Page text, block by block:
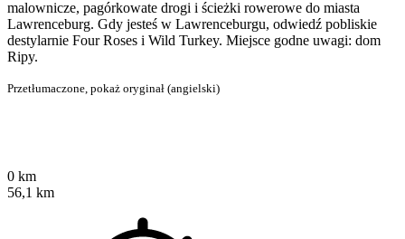
malownicze, pagórkowate drogi i ścieżki rowerowe do miasta
Lawrenceburg. Gdy jesteś w Lawrenceburgu, odwiedź pobliskie
destylarnie Four Roses i Wild Turkey. Miejsce godne uwagi: dom
Ripy.
Przetłumaczone, pokaż oryginał (angielski)
0 km
56,1 km